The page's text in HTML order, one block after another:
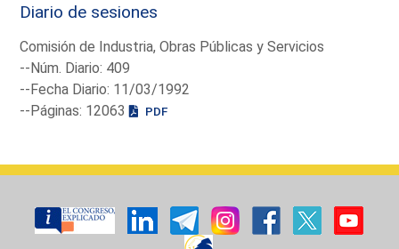
Diario de sesiones
Comisión de Industria, Obras Públicas y Servicios
--Núm. Diario: 409
--Fecha Diario: 11/03/1992
--Páginas: 12063
PDF